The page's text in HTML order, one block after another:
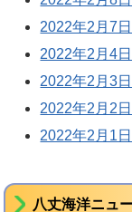
2022年2月7
2022年2月4
2022年2月3
2022年2月2
2022年2月1
八丈海洋ニュ